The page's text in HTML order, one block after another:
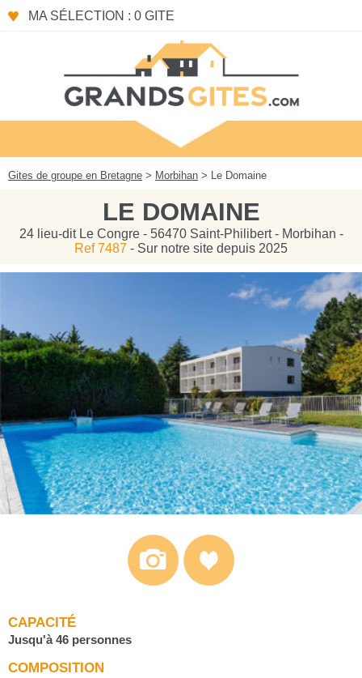
MA SÉLECTION : 0 GITE
Gites de groupe en Bretagne > Morbihan > Le Domaine
LE DOMAINE
24 lieu-dit Le Congre - 56470 Saint-Philibert - Morbihan -
Ref 7487 - Sur notre site depuis 2025
CAPACITÉ
Jusqu'à 46 personnes
COMPOSITION
Panneau de gestion des cookies